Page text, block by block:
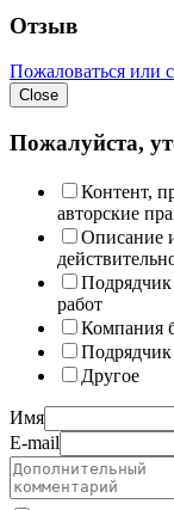
Отзыв
Пожаловаться или
Close
Пожалуйста,
Контент,
авторские
Описание
Подрядчик
работ
Компания
Другое
Имя
E-mail